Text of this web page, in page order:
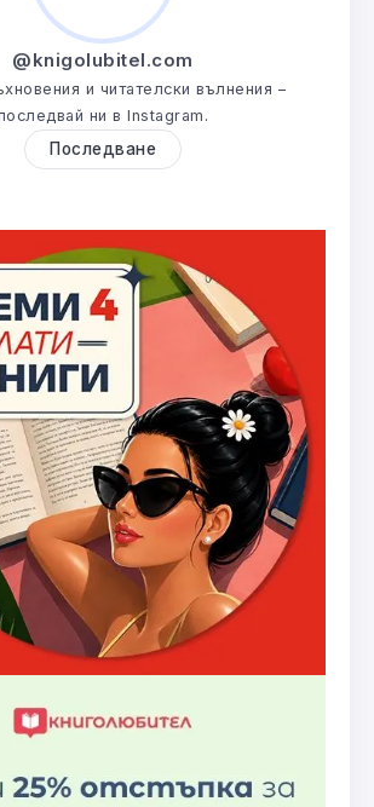
@knigolubitel.com
и читателски вълнения –
ни в Instagram.
Последване